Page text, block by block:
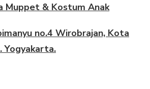
Muppet & Kostum Anak
no.4 Wirobrajan, Kota
Yogyakarta.